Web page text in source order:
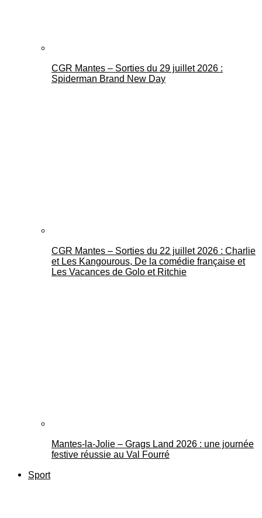
CGR Mantes – Sorties du 29 juillet 2026 :
Spiderman Brand New Day
CGR Mantes – Sorties du 22 juillet 2026 : Charlie
et Les Kangourous, De la comédie française et
Les Vacances de Golo et Ritchie
Mantes-la-Jolie – Grags Land 2026 : une journée
festive réussie au Val Fourré
Sport